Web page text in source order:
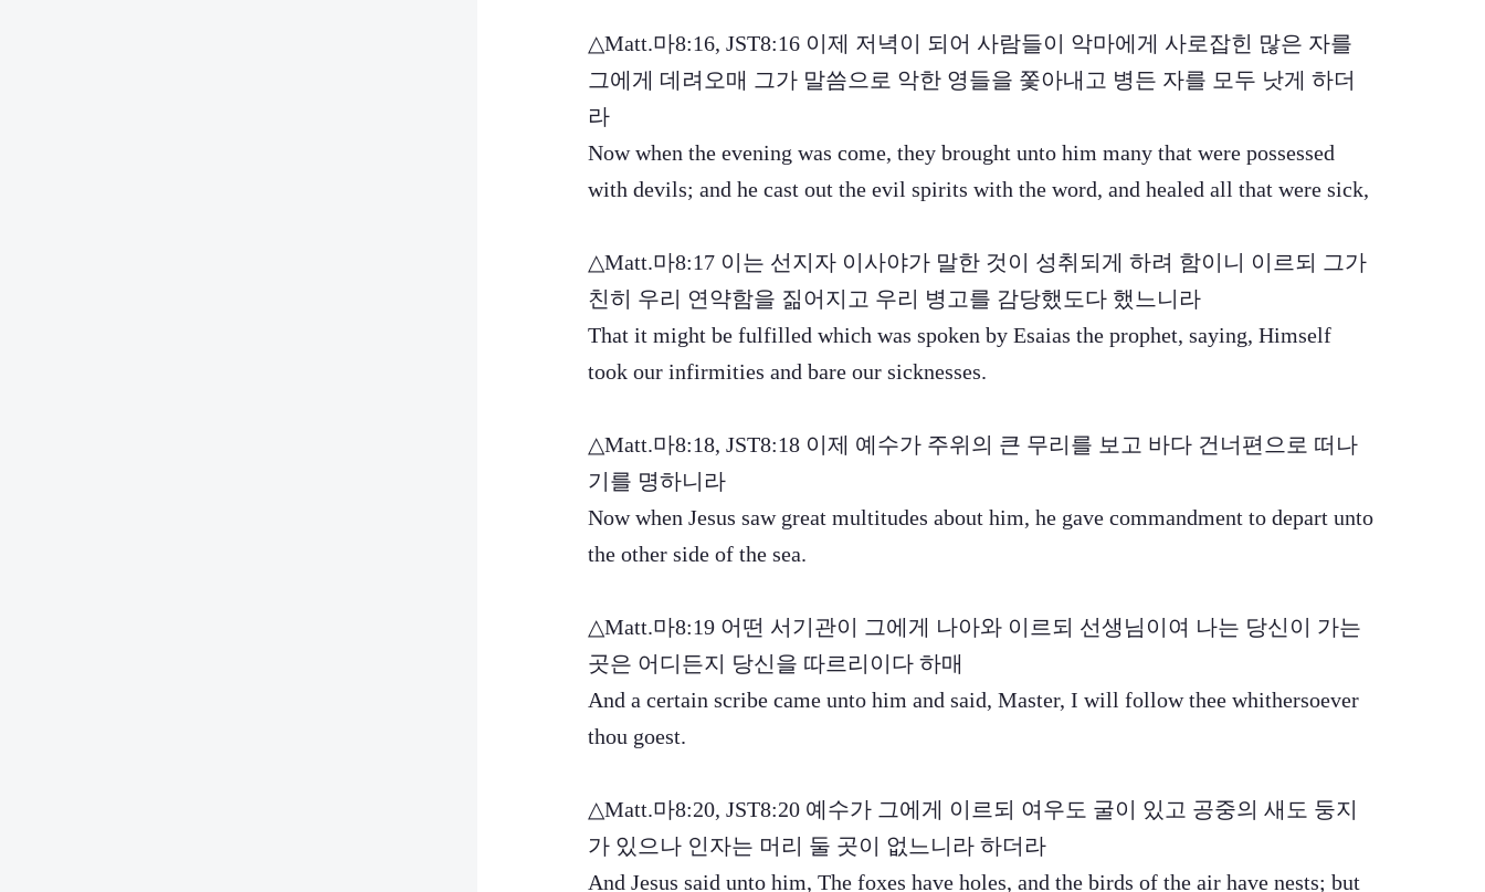
△Matt.마8:16, JST8:16 이제 저녁이 되어 사람들이 악마에게 사로잡힌 많은 자를
그에게 데려오매 그가 말씀으로 악한 영들을 쫓아내고 병든 자를 모두 낫게 하더
라
Now when the evening was come, they brought unto him many that were possessed
with devils; and he cast out the evil spirits with the word, and healed all that were sick,
△Matt.마8:17 이는 선지자 이사야가 말한 것이 성취되게 하려 함이니 이르되 그가
친히 우리 연약함을 짊어지고 우리 병고를 감당했도다 했느니라
That it might be fulfilled which was spoken by Esaias the prophet, saying, Himself
took our infirmities and bare our sicknesses.
△Matt.마8:18, JST8:18 이제 예수가 주위의 큰 무리를 보고 바다 건너편으로 떠나
기를 명하니라
Now when Jesus saw great multitudes about him, he gave commandment to depart unto
the other side of the sea.
△Matt.마8:19 어떤 서기관이 그에게 나아와 이르되 선생님이여 나는 당신이 가는
곳은 어디든지 당신을 따르리이다 하매
And a certain scribe came unto him and said, Master, I will follow thee whithersoever
thou goest.
△Matt.마8:20, JST8:20 예수가 그에게 이르되 여우도 굴이 있고 공중의 새도 둥지
가 있으나 인자는 머리 둘 곳이 없느니라 하더라
And Jesus said unto him, The foxes have holes, and the birds of the air have nests; but